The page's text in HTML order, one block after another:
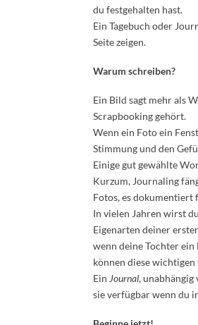
du festgehalten hast.
Ein Tagebuch oder
Seite zeigen.
Warum schreiben?
Ein Bild sagt mehr als
Scrapbooking gehört.
Wenn ein Foto ein
Stimmung und den
Einige gut gewählte
Kurzum, Journaling
Fotos, es dokumentiert
In vielen Jahren wirst
Eigenarten deiner
wenn deine Tochter
können diese
Ein Journal, unabhängig
sie verfügbar wenn du